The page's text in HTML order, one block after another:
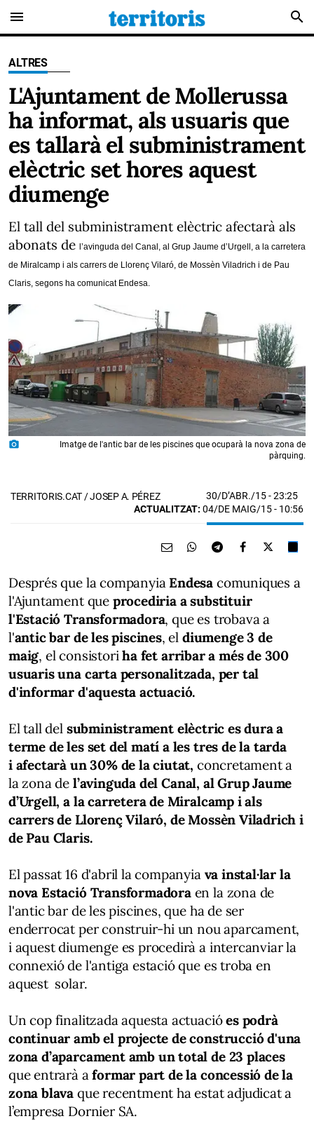
menu search
ALTRES
L'Ajuntament de Mollerussa
ha informat, als usuaris que
es tallarà el subministrament
elèctric set hores aquest
diumenge
El tall del subministrament elèctric afectarà als
abonats de l’avinguda del Canal, al Grup Jaume d’Urgell, a la carretera
de Miralcamp i als carrers de Llorenç Vilaró, de Mossèn Viladrich i de Pau
Claris, segons ha comunicat Endesa.
photo_camera
Imatge de l'antic bar de les piscines que ocuparà la nova zona de
pàrquing.
TERRITORIS.CAT / JOSEP A. PÉREZ 30/D’ABR./15- 23:25
ACTUALITZAT: 04/DE MAIG/15 - 10:56
Després que la companyia Endesa comuniques a
l'Ajuntament que procediria a substituir
l'Estació Transformadora, que es trobava a
l'antic bar de les piscines, el diumenge 3 de
maig, el consistoriha fet arribar a més de 300
usuaris una carta personalitzada, per tal
d'informar d'aquesta actuació.
El tall del subministrament elèctric es dura a
terme de les set del matí a les tres de la tarda
i afectarà un 30% de la ciutat, concretament a
la zona de l’avinguda del Canal, al Grup Jaume
d’Urgell, a la carretera de Miralcamp i als
carrers de Llorenç Vilaró, de Mossèn Viladrich i
de Pau Claris.
El passat 16 d'abril la companyiava instal·lar la
nova Estació Transformadoraen la zona de
l'antic bar de les piscines, que ha de ser
enderrocat per construir-hi un nou aparcament,
i aquest diumenge es procedirà a intercanviar la
connexió de l'antiga estació que es troba en
aquest solar.
Un cop finalitzada aquesta actuacióes podrà
continuar amb el projecte de construcció d'una
zona d’aparcament amb un total de 23 places
que entrarà aformar part de la concessió de la
zona blava que recentment ha estat adjudicat a
l’empresa Dornier SA.